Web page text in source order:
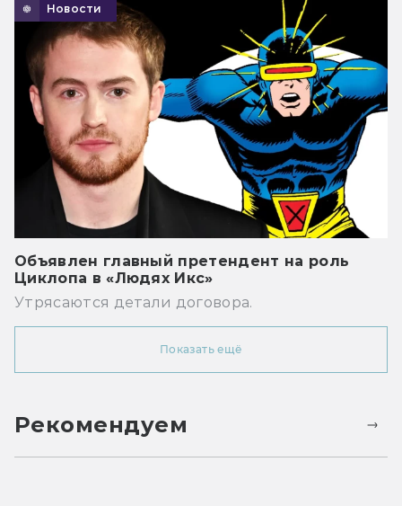
Новости
Объявлен главный претендент на роль
Циклопа в «Людях Икс»
Утрясаются детали договора.
Показать ещё
Рекомендуем